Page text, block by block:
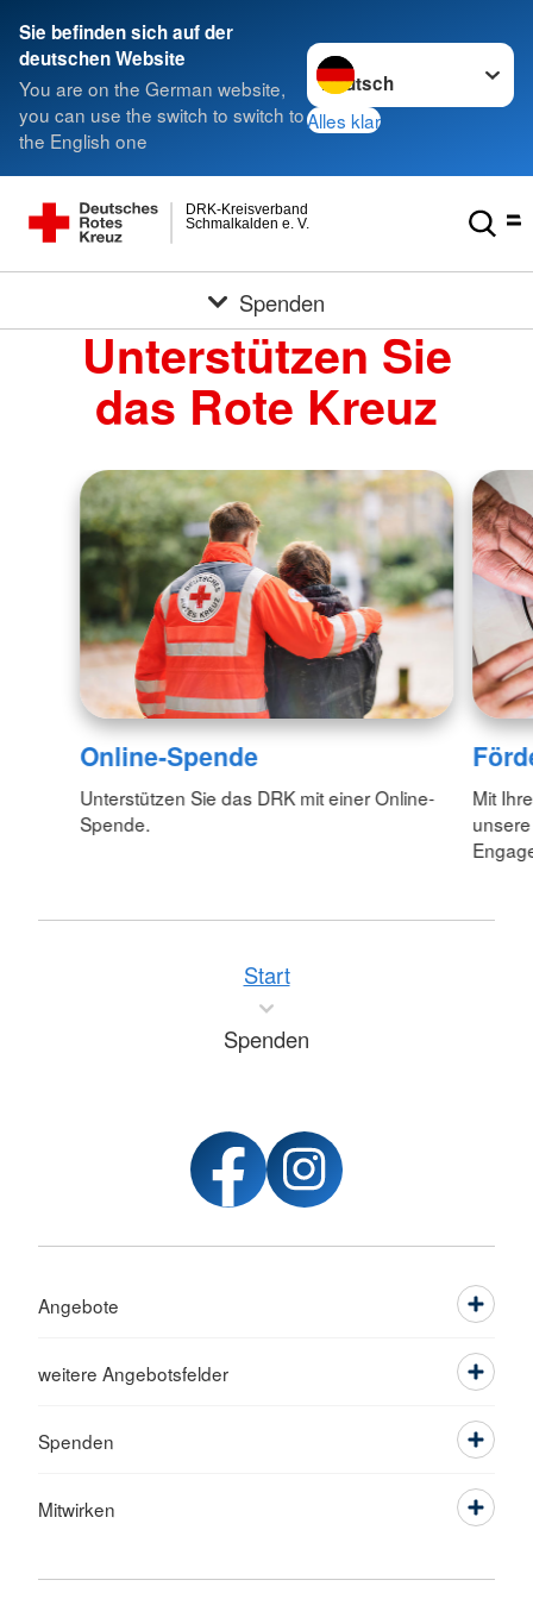
Sie befinden sich auf der
deutschen Website
You are on the German website,
you can use the switch to switch to
the English one
Sprache wechseln zu
Alles klar
Schmalkalden e. V.
DRK-Kreisverband
Spenden
Unterstützen Sie
das Rote Kreuz
Online-Spende
Unterstützen Sie das DRK mit einer Online-
Spende.
Mit
Start
Spenden
Angebote
weitere Angebotsfelder
Spenden
Mitwirken